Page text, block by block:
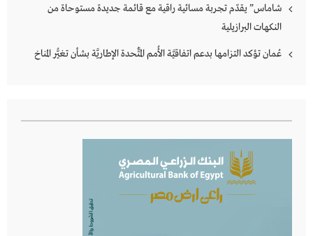
شاماس” يقدّم تجربة مسائية راقية مع قائمة جديدة مستوحاة من
النكهات البرازيلية
عُمان تؤكد التزامها بدعم اتفاقيَّة الأُمم المُتَّحدة الإطاريَّة بشأن تغيُّر المناخ